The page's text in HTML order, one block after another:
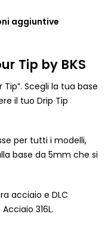
aggiuntive
Tip by BKS
Scegli la tua base
il tuo Drip Tip
per tutti i modelli,
base da 5mm che si
acciaio e DLC
316L.